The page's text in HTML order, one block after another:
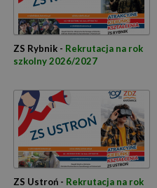
ZS Rybnik - Rekrutacja na rok
szkolny 2026/2027
ZS Ustroń - Rekrutacja na rok